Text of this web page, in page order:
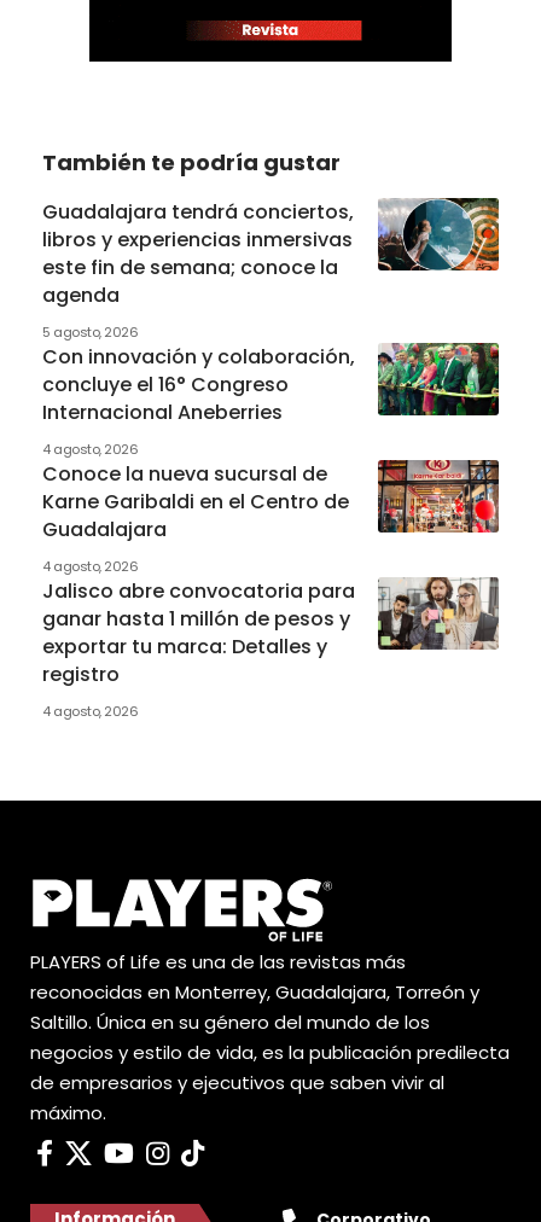
También te podría gustar
Guadalajara tendrá conciertos,
libros y experiencias inmersivas
este fin de semana; conoce la
agenda
5 agosto, 2026
Con innovación y colaboración,
concluye el 16° Congreso
Internacional Aneberries
4 agosto, 2026
Conoce la nueva sucursal de
Karne Garibaldi en el Centro de
Guadalajara
4 agosto, 2026
Jalisco abre convocatoria para
ganar hasta 1 millón de pesos y
exportar tu marca: Detalles y
registro
4 agosto, 2026
PLAYERS of Life es una de las revistas más
reconocidas en Monterrey, Guadalajara, Torreón y
Saltillo. Única en su género del mundo de los
negocios y estilo de vida, es la publicación predilecta
de empresarios y ejecutivos que saben vivir al
máximo.